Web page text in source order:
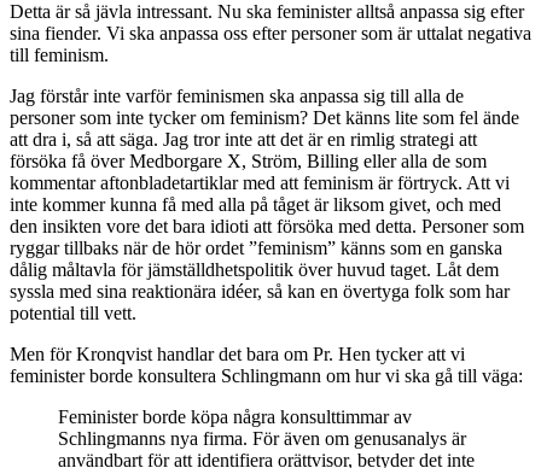
Detta är så jävla intressant. Nu ska feminister alltså anpassa sig efter
sina fiender. Vi ska anpassa oss efter personer som är uttalat negativa
till feminism.
Jag förstår inte varför feminismen ska anpassa sig till alla de
personer som inte tycker om feminism? Det känns lite som fel ände
att dra i, så att säga. Jag tror inte att det är en rimlig strategi att
försöka få över Medborgare X, Ström, Billing eller alla de som
kommentar aftonbladetartiklar med att feminism är förtryck. Att vi
inte kommer kunna få med alla på tåget är liksom givet, och med
den insikten vore det bara idioti att försöka med detta. Personer som
ryggar tillbaks när de hör ordet ”feminism” känns som en ganska
dålig måltavla för jämställdhetspolitik över huvud taget. Låt dem
syssla med sina reaktionära idéer, så kan en övertyga folk som har
potential till vett.
Men för Kronqvist handlar det bara om Pr. Hen tycker att vi
feminister borde konsultera Schlingmann om hur vi ska gå till väga:
Feminister borde köpa några konsulttimmar av
Schlingmanns nya firma. För även om genusanalys är
användbart för att identifiera orättvisor, betyder det inte